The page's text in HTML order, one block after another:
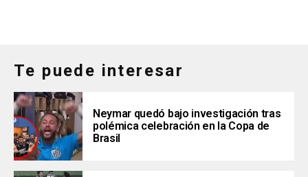
Te puede interesar
Neymar quedó bajo investigación tras
polémica celebración en la Copa de
Brasil